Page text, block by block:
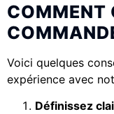
COMMENT
Voici quelques
expérience avec
Définissez